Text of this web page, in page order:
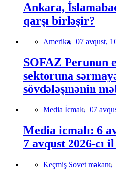
Ankara,
qarşı birləşir?
Amerika, 07 avqust,
SOFAZ Perunun
sektoruna
sövdələşmənin
Media İcmalı, 07
Media icmalı: 6
7 avqust 2026-cı
Keçmiş Sovet məkanı,